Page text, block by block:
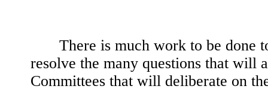
There is much work to be done
resolve the many questions that will
Committees that will deliberate on